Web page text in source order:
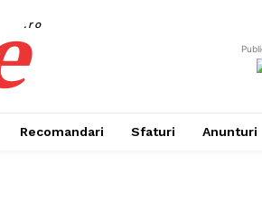
.ro
Recomandari Sfaturi Anunturi